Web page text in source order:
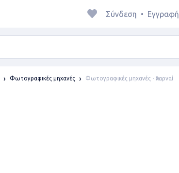
Σύνδεση • Εγγραφή
Φωτογραφικές μηχανές Φωτογραφικές μηχανές - Ἀχαρναί